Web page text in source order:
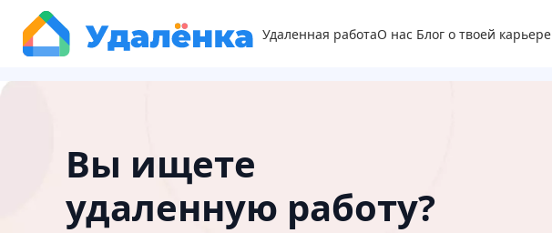
Удаленная работаО нас Блог о твоей карьере
Вы ищете
удаленную работу?